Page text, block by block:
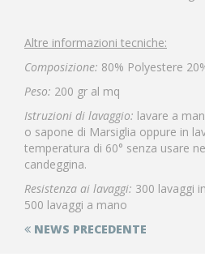
Altre informazioni tecniche:
Composizione: 80% Polyestere
Peso: 200 gr al mq
Istruzioni di lavaggio: lavare a
o sapone di Marsiglia oppure in
temperatura di 60° senza usare
candeggina.
Resistenza ai lavaggi: 300 lavaggi
500 lavaggi a mano
NEWS PRECEDENTE